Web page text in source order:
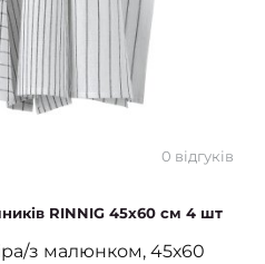
0 відгуків
RINNIG 45х60 см 4 шт
з малюнком, 45х60